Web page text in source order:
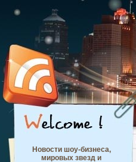
Новости шоу-бизнеса,
мировых звезд и